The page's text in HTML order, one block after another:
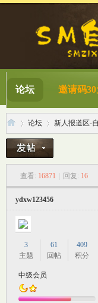
论坛 邀请码
论坛
›
新人报道区-
查看: 16871 回复: 16
ydxw123456
3
主题
61
回帖
409
积分
中级会员